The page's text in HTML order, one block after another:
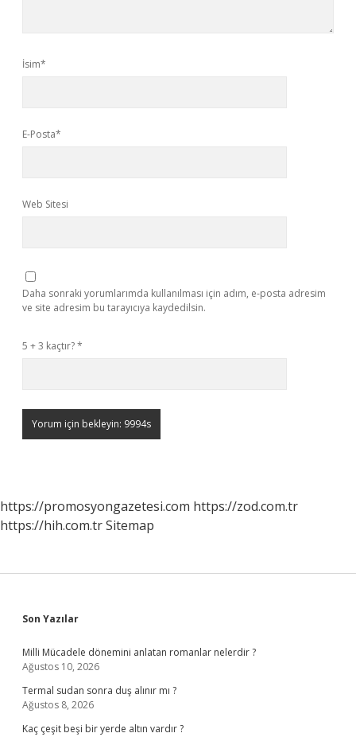
İsim*
E-Posta*
Web Sitesi
Daha sonraki yorumlarımda kullanılması için adım, e-posta adresim
ve site adresim bu tarayıcıya kaydedilsin.
5 + 3 kaçtır?*
https://promosyongazetesi.com https://zod.com.tr
https://hih.com.trSitemap
Sidebar
Son Yazılar
Milli Mücadele dönemini anlatan romanlar nelerdir ?
Ağustos 10, 2026
Termal sudan sonra duş alınır mı ?
Ağustos 8, 2026
Kaç çeşit beşi bir yerde altın vardır ?